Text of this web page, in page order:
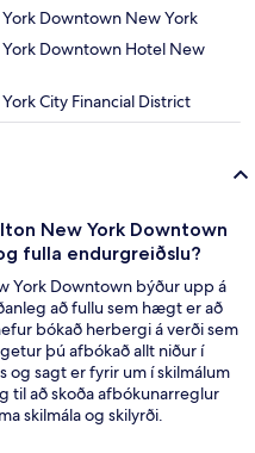
Downtown New York
Downtown Hotel New
City Financial District
New York Downtown
fulla endurgreiðslu?
York Downtown býður upp á
að fullu sem hægt er að
bókað herbergi á verði sem
þú afbókað allt niður í
og sagt er fyrir um í skilmálum
til að skoða afbókunarreglur
skilmála og skilyrði.